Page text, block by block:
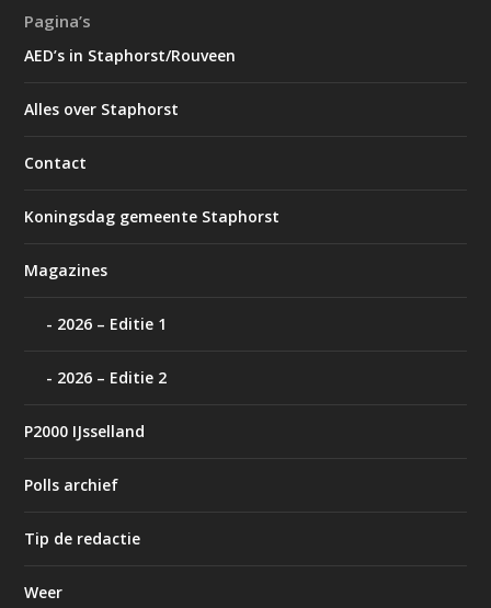
Pagina’s
AED’s in Staphorst/Rouveen
Alles over Staphorst
Contact
Koningsdag gemeente Staphorst
Magazines
2026 – Editie 1
2026 – Editie 2
P2000 IJsselland
Polls archief
Tip de redactie
Weer